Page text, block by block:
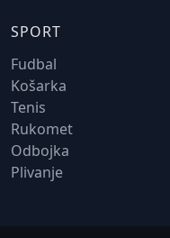
SPORT
Fudbal
Košarka
Tenis
Rukomet
Odbojka
Plivanje